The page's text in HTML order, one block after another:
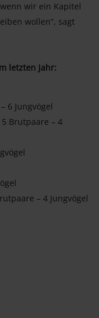
wir ein Kapitel
wollen“, sagt
letzten Jahr:
6 Jungvögel
5 Brutpaare – 4
– 4 Jungvögel